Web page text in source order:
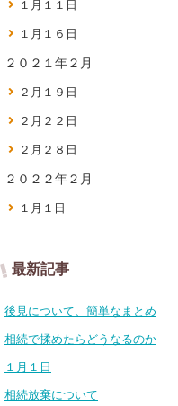
１月１１日
１月１６日
２０２１年２月
２月１９日
２月２２日
２月２８日
２０２２年２月
１月１日
最新記事
後見について、簡単なまとめ
相続で揉めたらどうなるのか
１月１日
相続放棄について